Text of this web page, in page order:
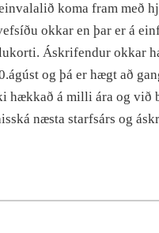
koma fram með
okkar en þar er á
Áskrifendur okkar
og þá er hægt að
hækkað á milli ára og
næsta starfsárs og